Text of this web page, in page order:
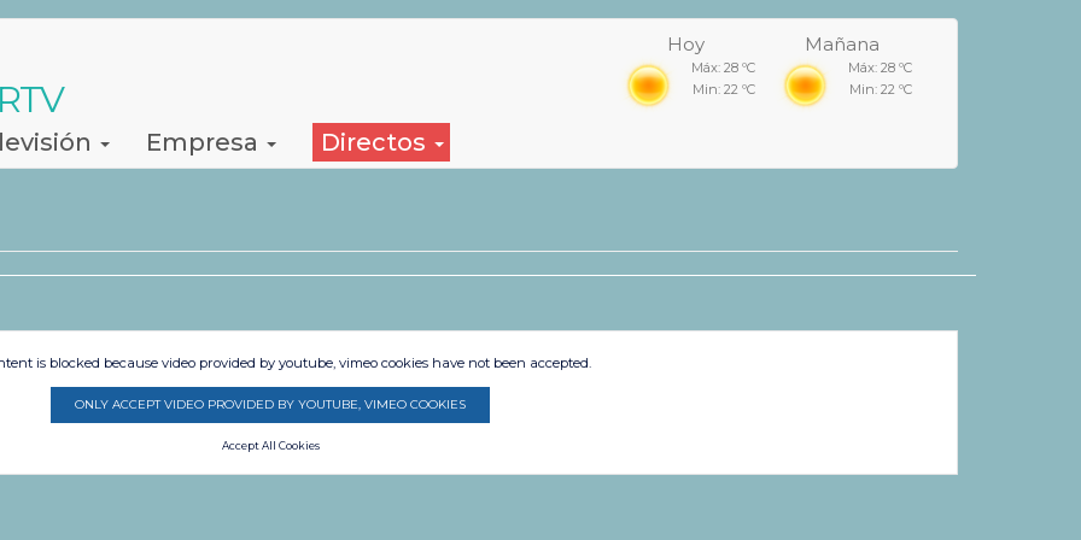
Hoy
Máx: 28 ºC
Min: 22 ºC
Mañana
Máx: 28 ºC
Min: 22 ºC
Empresa Directos
is blocked because video provided by youtube, vimeo cookies have not been accepted.
ONLY ACCEPT VIDEO PROVIDED BY YOUTUBE, VIMEO COOKIES
Accept All Cookies